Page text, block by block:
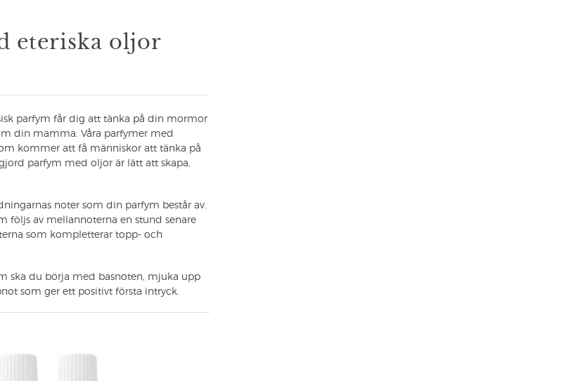
eteriska oljor
parfym får dig att tänka på din mormor
din mamma. Våra parfymer med
kommer att få människor att tänka på
parfym med oljor är lätt att skapa,
noter som din parfym består av.
följs av mellannoterna en stund senare
som kompletterar topp- och
ska du börja med basnoten, mjuka upp
som ger ett positivt första intryck.